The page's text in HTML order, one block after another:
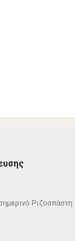
Ριζοσπάστη